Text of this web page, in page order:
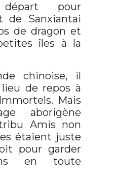
pour
de Sanxiantai
de dragon et
îles à la
chinoise, il
de repos à
Mais
aborigène
Amis non
étaient juste
pour garder
en toute